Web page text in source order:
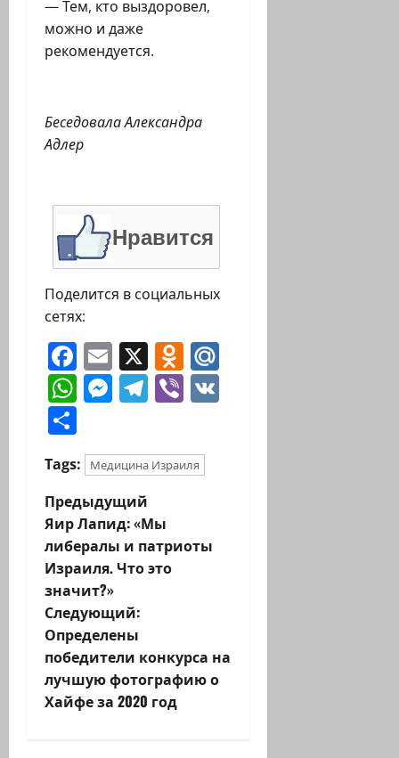
— Тем, кто выздоровел,
можно и даже
рекомендуется.
Беседовала Александра
Адлер
Нравится
Поделится в социальных
сетях:
Facebook
Email
X Odnoklassniki
WhatsApp
Messenger
Telegram
Viber
Tags: Медицина Израиля
Н
а
в
и
г
а
Предыдущий
Яир Лапид: «Мы
либералы и патриоты
Израиля. Что это
значит?»
Следующий:
Определены
победители конкурса на
лучшую фотографию о
Хайфе за 2020 год